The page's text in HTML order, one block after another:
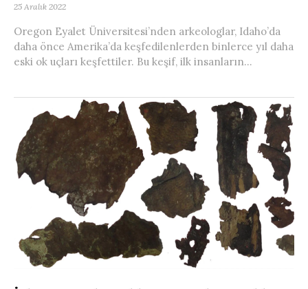
25 Aralık 2022
Oregon Eyalet Üniversitesi’nden arkeologlar, Idaho’da
daha önce Amerika’da keşfedilenlerden binlerce yıl daha
eski ok uçları keşfettiler. Bu keşif, ilk insanların...